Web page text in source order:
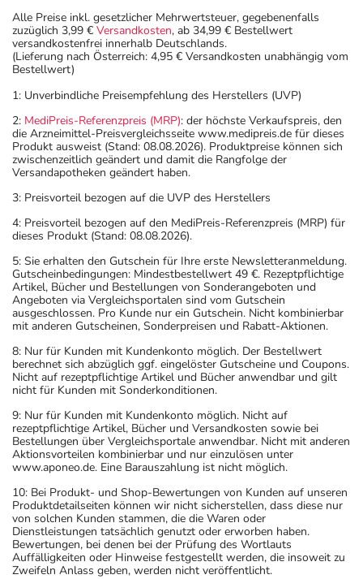
Alle Preise inkl. gesetzlicher Mehrwertsteuer, gegebenenfalls
zuzüglich 3,99 € Versandkosten, ab 34,99 € Bestellwert
versandkostenfrei innerhalb Deutschlands.
(Lieferung nach Österreich: 4,95 € Versandkosten unabhängig vom
Bestellwert)
1: Unverbindliche Preisempfehlung des Herstellers (UVP)
2: MediPreis-Referenzpreis (MRP): der höchste Verkaufspreis, den
die Arzneimittel-Preisvergleichsseite www.medipreis.de für dieses
Produkt ausweist (Stand: 08.08.2026). Produktpreise können sich
zwischenzeitlich geändert und damit die Rangfolge der
Versandapotheken geändert haben.
3: Preisvorteil bezogen auf die UVP des Herstellers
4: Preisvorteil bezogen auf den MediPreis-Referenzpreis (MRP) für
dieses Produkt (Stand: 08.08.2026).
5: Sie erhalten den Gutschein für Ihre erste Newsletteranmeldung.
Gutscheinbedingungen: Mindestbestellwert 49 €. Rezeptpflichtige
Artikel, Bücher und Bestellungen von Sonderangeboten und
Angeboten via Vergleichsportalen sind vom Gutschein
ausgeschlossen. Pro Kunde nur ein Gutschein. Nicht kombinierbar
mit anderen Gutscheinen, Sonderpreisen und Rabatt-Aktionen.
8: Nur für Kunden mit Kundenkonto möglich. Der Bestellwert
berechnet sich abzüglich ggf. eingelöster Gutscheine und Coupons.
Nicht auf rezeptpflichtige Artikel und Bücher anwendbar und gilt
nicht für Kunden mit Sonderkonditionen.
9: Nur für Kunden mit Kundenkonto möglich. Nicht auf
rezeptpflichtige Artikel, Bücher und Versandkosten sowie bei
Bestellungen über Vergleichsportale anwendbar. Nicht mit anderen
Aktionsvorteilen kombinierbar und nur einzulösen unter
www.aponeo.de. Eine Barauszahlung ist nicht möglich.
10: Bei Produkt- und Shop-Bewertungen von Kunden auf unseren
Produktdetailseiten können wir nicht sicherstellen, dass diese nur
von solchen Kunden stammen, die die Waren oder
Dienstleistungen tatsächlich genutzt oder erworben haben.
Bewertungen, bei denen bei der Prüfung des Wortlauts
Auffälligkeiten oder Hinweise festgestellt werden, die insoweit zu
Zweifeln Anlass geben, werden nicht veröffentlicht.